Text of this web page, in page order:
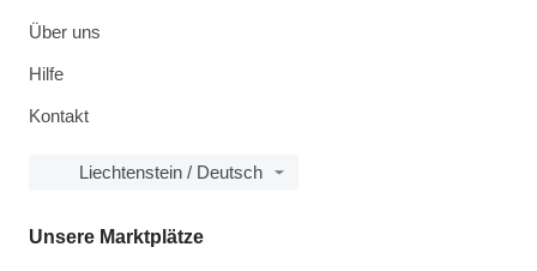
Über uns
Hilfe
Kontakt
Liechtenstein / Deutsch
Unsere Marktplätze